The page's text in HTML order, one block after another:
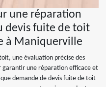
une réparation
devis fuite de toit
à Maniquerville
une évaluation précise des
garantir une réparation efficace et
demande de devis fuite de toit